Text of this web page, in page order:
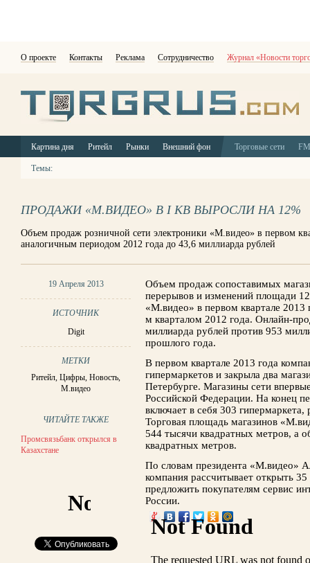
О проекте Контакты Реклама Сотрудничество Журнал «Новости
Картина дня Ритейл Рынки Внешний фон Торговые сети
Темы:
ПРОДАЖИ «М.ВИДЕО» В I КВ ВЫРОСЛИ НА 12%
Объем продаж розничной сети электроники «М.видео» в первом
аналогичным периодом 2012 года до 43,6 миллиарда рублей
19 Апреля 2013
ИСТОЧНИК
Digit
МЕТКИ
Ритейл,Цифры,Новость,
М.видео
ЧИТАЙТЕ ТАКЖЕ
Промсвязьбанк открылся в
Казахстане
Объем продаж сопоставимых
перерывов и изменений площади
«М.видео» в первом квартале 2013
м кварталом 2012 года. Онлайн-
миллиарда рублей против 953
прошлого года.
В первом квартале 2013 года
гипермаркетов и закрыла два
Петербурге. Магазины сети
Российской Федерации. На конец
включает в себя 303
Торговая площадь магазинов
544 тысячи квадратных метров, а
квадратных метров.
По словам президента «М.видео»
компания рассчитывает открыть
предложить покупателям сервис
России.